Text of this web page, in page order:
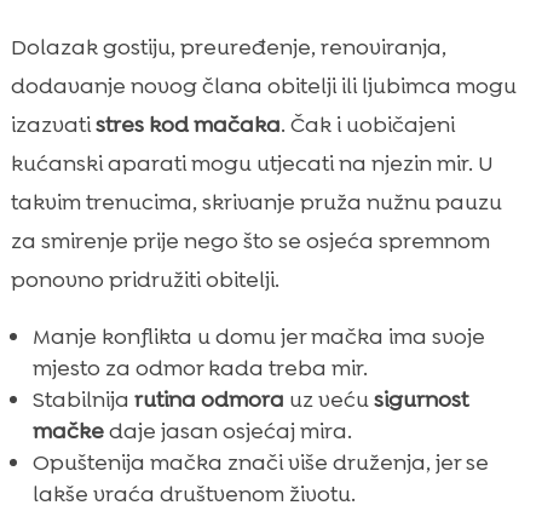
Dolazak gostiju, preuređenje, renoviranja,
dodavanje novog člana obitelji ili ljubimca mogu
izazvatistres kod mačaka. Čak i uobičajeni
kućanski aparati mogu utjecati na njezin mir. U
takvim trenucima, skrivanje pruža nužnu pauzu
za smirenje prije nego što se osjeća spremnom
ponovno pridružiti obitelji.
Manje konflikta u domu jer mačka ima svoje
mjesto za odmor kada treba mir.
Stabilnija rutina odmora uz većusigurnost
mačkedaje jasan osjećaj mira.
Opuštenija mačka znači više druženja, jer se
lakše vraća društvenom životu.